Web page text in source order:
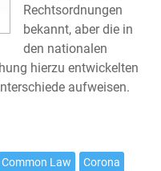
Rechtsordnungen
bekannt, aber die in
den nationalen
hierzu entwickelten
aufweisen.
Common Law
Corona